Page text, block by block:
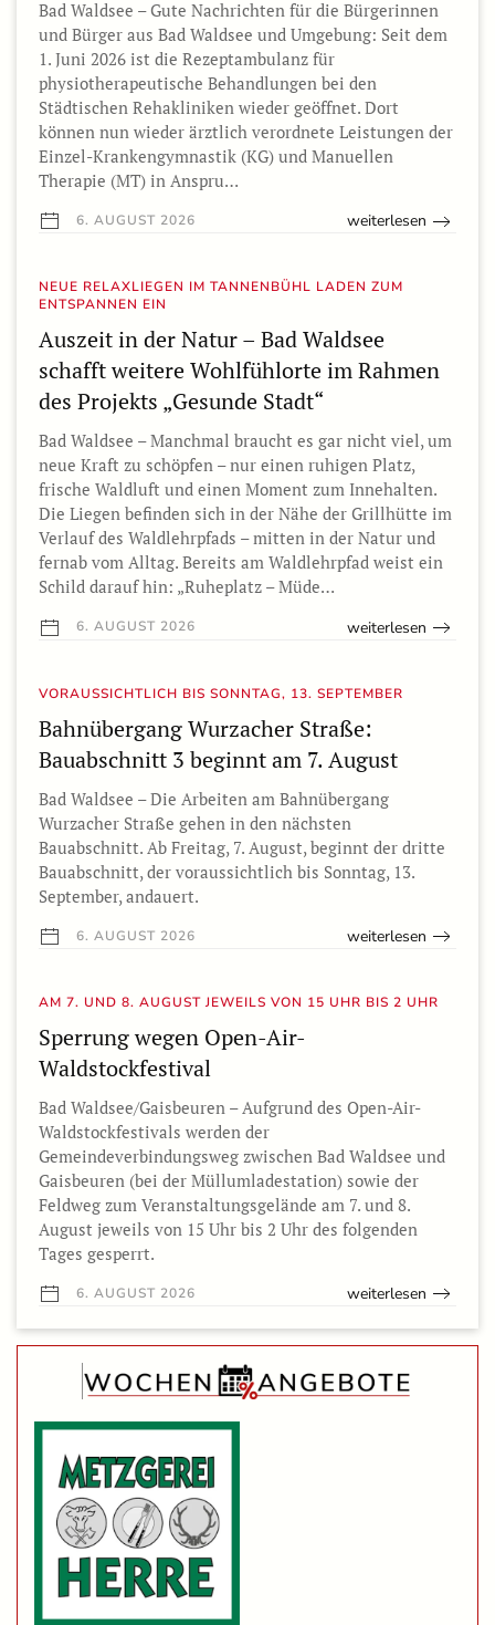
Bad Waldsee – Gute Nachrichten für die Bürgerinnen
und Bürger aus Bad Waldsee und Umgebung: Seit dem
1. Juni 2026 ist die Rezeptambulanz für
physiotherapeutische Behandlungen bei den
Städtischen Rehakliniken wieder geöffnet. Dort
können nun wieder ärztlich verordnete Leistungen der
Einzel-Krankengymnastik (KG) und Manuellen
Therapie (MT) in Anspru…
6. AUGUST 2026 weiterlesen
NEUE RELAXLIEGEN IM TANNENBÜHL LADEN ZUM
ENTSPANNEN EIN
Auszeit in der Natur – Bad Waldsee
schafft weitere Wohlfühlorte im Rahmen
des Projekts „Gesunde Stadt“
Bad Waldsee – Manchmal braucht es gar nicht viel, um
neue Kraft zu schöpfen – nur einen ruhigen Platz,
frische Waldluft und einen Moment zum Innehalten.
Die Liegen befinden sich in der Nähe der Grillhütte im
Verlauf des Waldlehrpfads – mitten in der Natur und
fernab vom Alltag. Bereits am Waldlehrpfad weist ein
Schild darauf hin: „Ruheplatz – Müde…
6. AUGUST 2026 weiterlesen
VORAUSSICHTLICH BIS SONNTAG, 13. SEPTEMBER
Bahnübergang Wurzacher Straße:
Bauabschnitt 3 beginnt am 7. August
Bad Waldsee – Die Arbeiten am Bahnübergang
Wurzacher Straße gehen in den nächsten
Bauabschnitt. Ab Freitag, 7. August, beginnt der dritte
Bauabschnitt, der voraussichtlich bis Sonntag, 13.
September, andauert.
6. AUGUST 2026 weiterlesen
AM 7. UND 8. AUGUST JEWEILS VON 15 UHR BIS 2 UHR
Sperrung wegen Open-Air-
Waldstockfestival
Bad Waldsee/Gaisbeuren – Aufgrund des Open-Air-
Waldstockfestivals werden der
Gemeindeverbindungsweg zwischen Bad Waldsee und
Gaisbeuren (bei der Müllumladestation) sowie der
Feldweg zum Veranstaltungsgelände am 7. und 8.
August jeweils von 15 Uhr bis 2 Uhr des folgenden
Tages gesperrt.
6. AUGUST 2026 weiterlesen